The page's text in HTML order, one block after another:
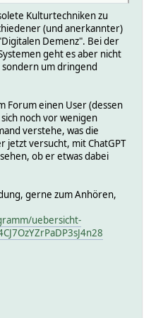
Kulturtechniken zu
(und anerkannter)
Demenz". Bei der
geht es aber nicht
um dringend
Forum einen User (dessen
noch vor wenigen
verstehe, was die
jetzt versucht, mit ChatGPT
ob er etwas dabei
gerne zum Anhören,
uebersicht-